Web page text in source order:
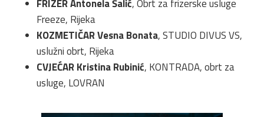
FRIZER Antonela Šalić, Obrt za frizerske usluge
Freeze, Rijeka
KOZMETIČAR Vesna Bonata, STUDIO DIVUS VS,
uslužni obrt, Rijeka
CVJEĆAR Kristina Rubinić, KONTRADA, obrt za
usluge, LOVRAN